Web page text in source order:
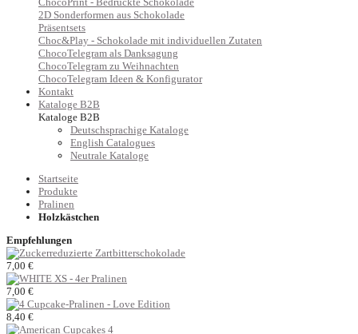
2D Sonderformen aus Schokolade
Präsentsets
Choc&Play - Schokolade mit individuellen Zutaten
ChocoTelegram als Danksagung
ChocoTelegram zu Weihnachten
ChocoTelegram Ideen & Konfigurator
Kontakt
Kataloge B2B
Kataloge B2B
Deutschsprachige Kataloge
English Catalogues
Neutrale Kataloge
Startseite
Produkte
Pralinen
Holzkästchen
Empfehlungen
7,00 €
7,00 €
8,40 €